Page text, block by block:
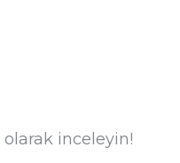
inceleyin!